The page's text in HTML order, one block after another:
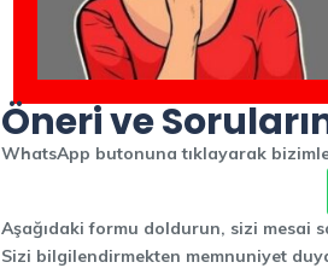
Öneri ve
WhatsApp butonuna tıklayarak
Aşağıdaki formu doldurun, sizi mesai
Sizi bilgilendirmekten memnuniyet